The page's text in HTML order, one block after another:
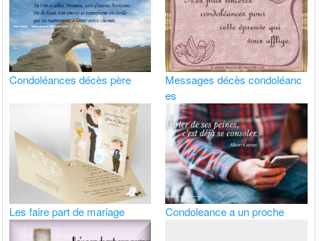
Condoléances décès père
Messages décès condoléanc
es
Les faire part de mariage Condoleance a un proche